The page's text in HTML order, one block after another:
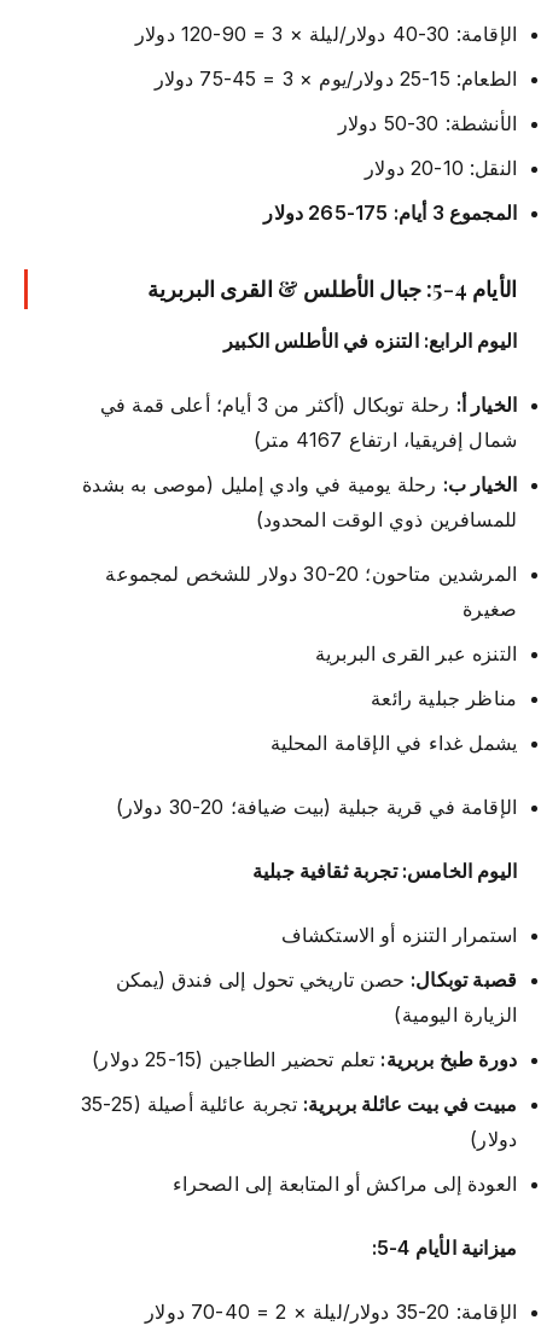
الإقامة: 30-40 دولار/ليلة × 3 = 90-120 دولار
الطعام: 15-25 دولار/يوم × 3 = 45-75 دولار
الأنشطة: 30-50 دولار
النقل: 10-20 دولار
المجموع 3 أيام: 175-265 دولار
الأيام 4-5: جبال الأطلس & القرى البربرية
اليوم الرابع: التنزه في الأطلس الكبير
الخيار أ:
رحلة توبكال (أكثر من 3 أيام؛ أعلى قمة في
شمال إفريقيا، ارتفاع 4167 متر)
الخيار ب: رحلة يومية في وادي إمليل (موصى به بشدة
للمسافرين ذوي الوقت المحدود)
المرشدين متاحون؛ 20-30 دولار للشخص لمجموعة
صغيرة
التنزه عبر القرى البربرية
مناظر جبلية رائعة
يشمل غداء في الإقامة المحلية
الإقامة في قرية جبلية (بيت ضيافة؛ 20-30 دولار)
اليوم الخامس: تجربة ثقافية جبلية
استمرار التنزه أو الاستكشاف
قصبة توبكال: حصن تاريخي تحول إلى فندق (يمكن
الزيارة اليومية)
دورة طبخ بربرية: تعلم تحضير الطاجين (15-25 دولار)
مبيت في بيت عائلة بربرية:
تجربة عائلية أصيلة (25-35
دولار)
العودة إلى مراكش أو المتابعة إلى الصحراء
ميزانية الأيام 4-5:
الإقامة: 20-35 دولار/ليلة × 2 = 40-70 دولار